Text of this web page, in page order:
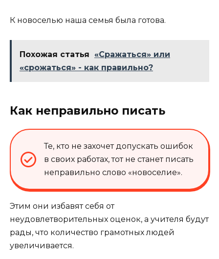
К новоселью наша семья была готова.
Похожая статья
«Сражаться» или
«срожаться» - как правильно?
Как неправильно писать
Те, кто не захочет допускать ошибок
в своих работах, тот не станет писать
неправильно слово «новоселие».
Этим они избавят себя от
неудовлетворительных оценок, а учителя будут
рады, что количество грамотных людей
увеличивается.